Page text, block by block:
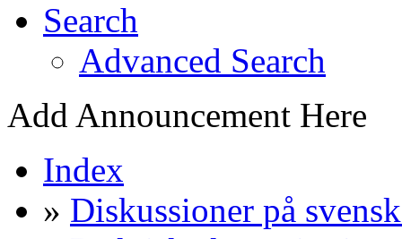
Search
Advanced Search
Add Announcement Here
Index
» Diskussioner på